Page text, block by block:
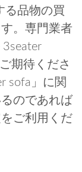
る品物の買
。専門業者
3seater
期待くださ
sofa」に関
のであれば
ご利用くだ